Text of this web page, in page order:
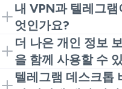
신뢰할 수 있고 빠르며
세요. 이후 해당 애플리
로그인한 후 텔레그램
니다. 그 후 일반적으
하면 텔레그램의 차단
는 공유 네트워크에서
내 VPN과 텔레그
엇인가요?
지역 ISP 또는 네트워
단할 수 있습니다.
보세요. 그래도 도움이
나 VPN 프로토콜로 전
더 나은 개인 정보
을 함께 사용할 수
네. 텔레그램 VPN은
텔레그램 데스크톱